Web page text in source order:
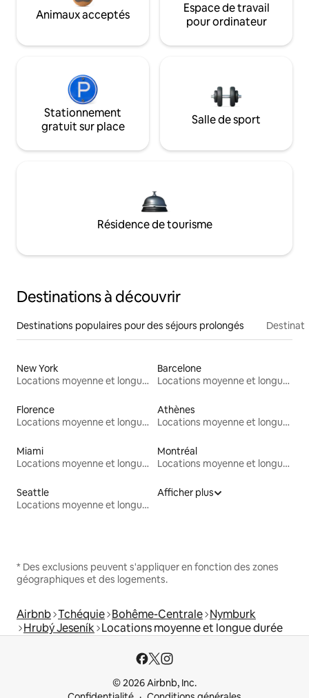
Animaux acceptés
Espace de travail
pour ordinateur
Stationnement
gratuit sur place
Salle de sport
Résidence de tourisme
Destinations à découvrir
Destinations populaires pour des séjours prolongés
New York
Locations moyenne et longue durée
Barcelone
Locations moyenne et longue durée
Florence
Locations moyenne et longue durée
Athènes
Locations moyenne et longue durée
Miami
Locations moyenne et longue durée
Montréal
Locations moyenne et longue durée
Seattle
Locations moyenne et longue durée
Afficher plus
* Des exclusions peuvent s'appliquer en fonction des zones
géographiques et des logements.
Airbnb Tchéquie Bohême-Centrale Nymburk
Hrubý Jeseník Locations moyenne et longue durée
© 2026 Airbnb, Inc.